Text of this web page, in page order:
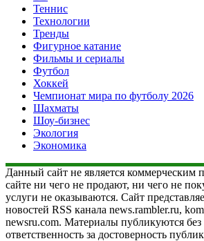
Теннис
Технологии
Тренды
Фигурное катание
Фильмы и сериалы
Футбол
Хоккей
Чемпионат мира по футболу 2026
Шахматы
Шоу-бизнес
Экология
Экономика
Данный сайт не является коммерческим
сайте ни чего не продают, ни чего не
услуги не оказываются. Сайт
новостей RSS канала news.rambler.ru,
newsru.com. Материалы публикуются без
ответственность за достоверность